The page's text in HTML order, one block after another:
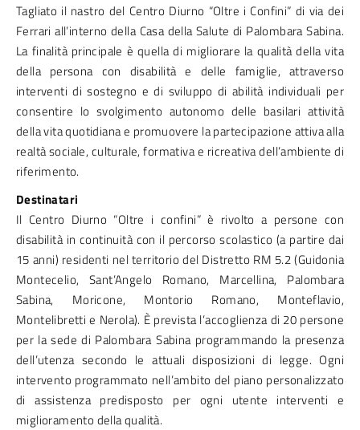
Tagliato il nastro del Centro Diurno “Oltre i Confini” di via dei
Ferrari all’interno della Casa della Salute di Palombara Sabina.
La finalità principale è quella di migliorare la qualità della vita
della persona con disabilità e delle famiglie, attraverso
interventi di sostegno e di sviluppo di abilità individuali per
consentire lo svolgimento autonomo delle basilari attività
della vita quotidiana e promuovere la partecipazione attiva alla
realtà sociale, culturale, formativa e ricreativa dell’ambiente di
riferimento.
Destinatari
Il Centro Diurno “Oltre i confini” è rivolto a persone con
disabilità in continuità con il percorso scolastico (a partire dai
15 anni) residenti nel territorio del Distretto RM 5.2 (Guidonia
Montecelio, Sant’Angelo Romano, Marcellina, Palombara
Sabina, Moricone, Montorio Romano, Monteflavio,
Montelibretti e Nerola). È prevista l’accoglienza di 20 persone
per la sede di Palombara Sabina programmando la presenza
dell’utenza secondo le attuali disposizioni di legge. Ogni
intervento programmato nell’ambito del piano personalizzato
di assistenza predisposto per ogni utente interventi e
miglioramento della qualità.